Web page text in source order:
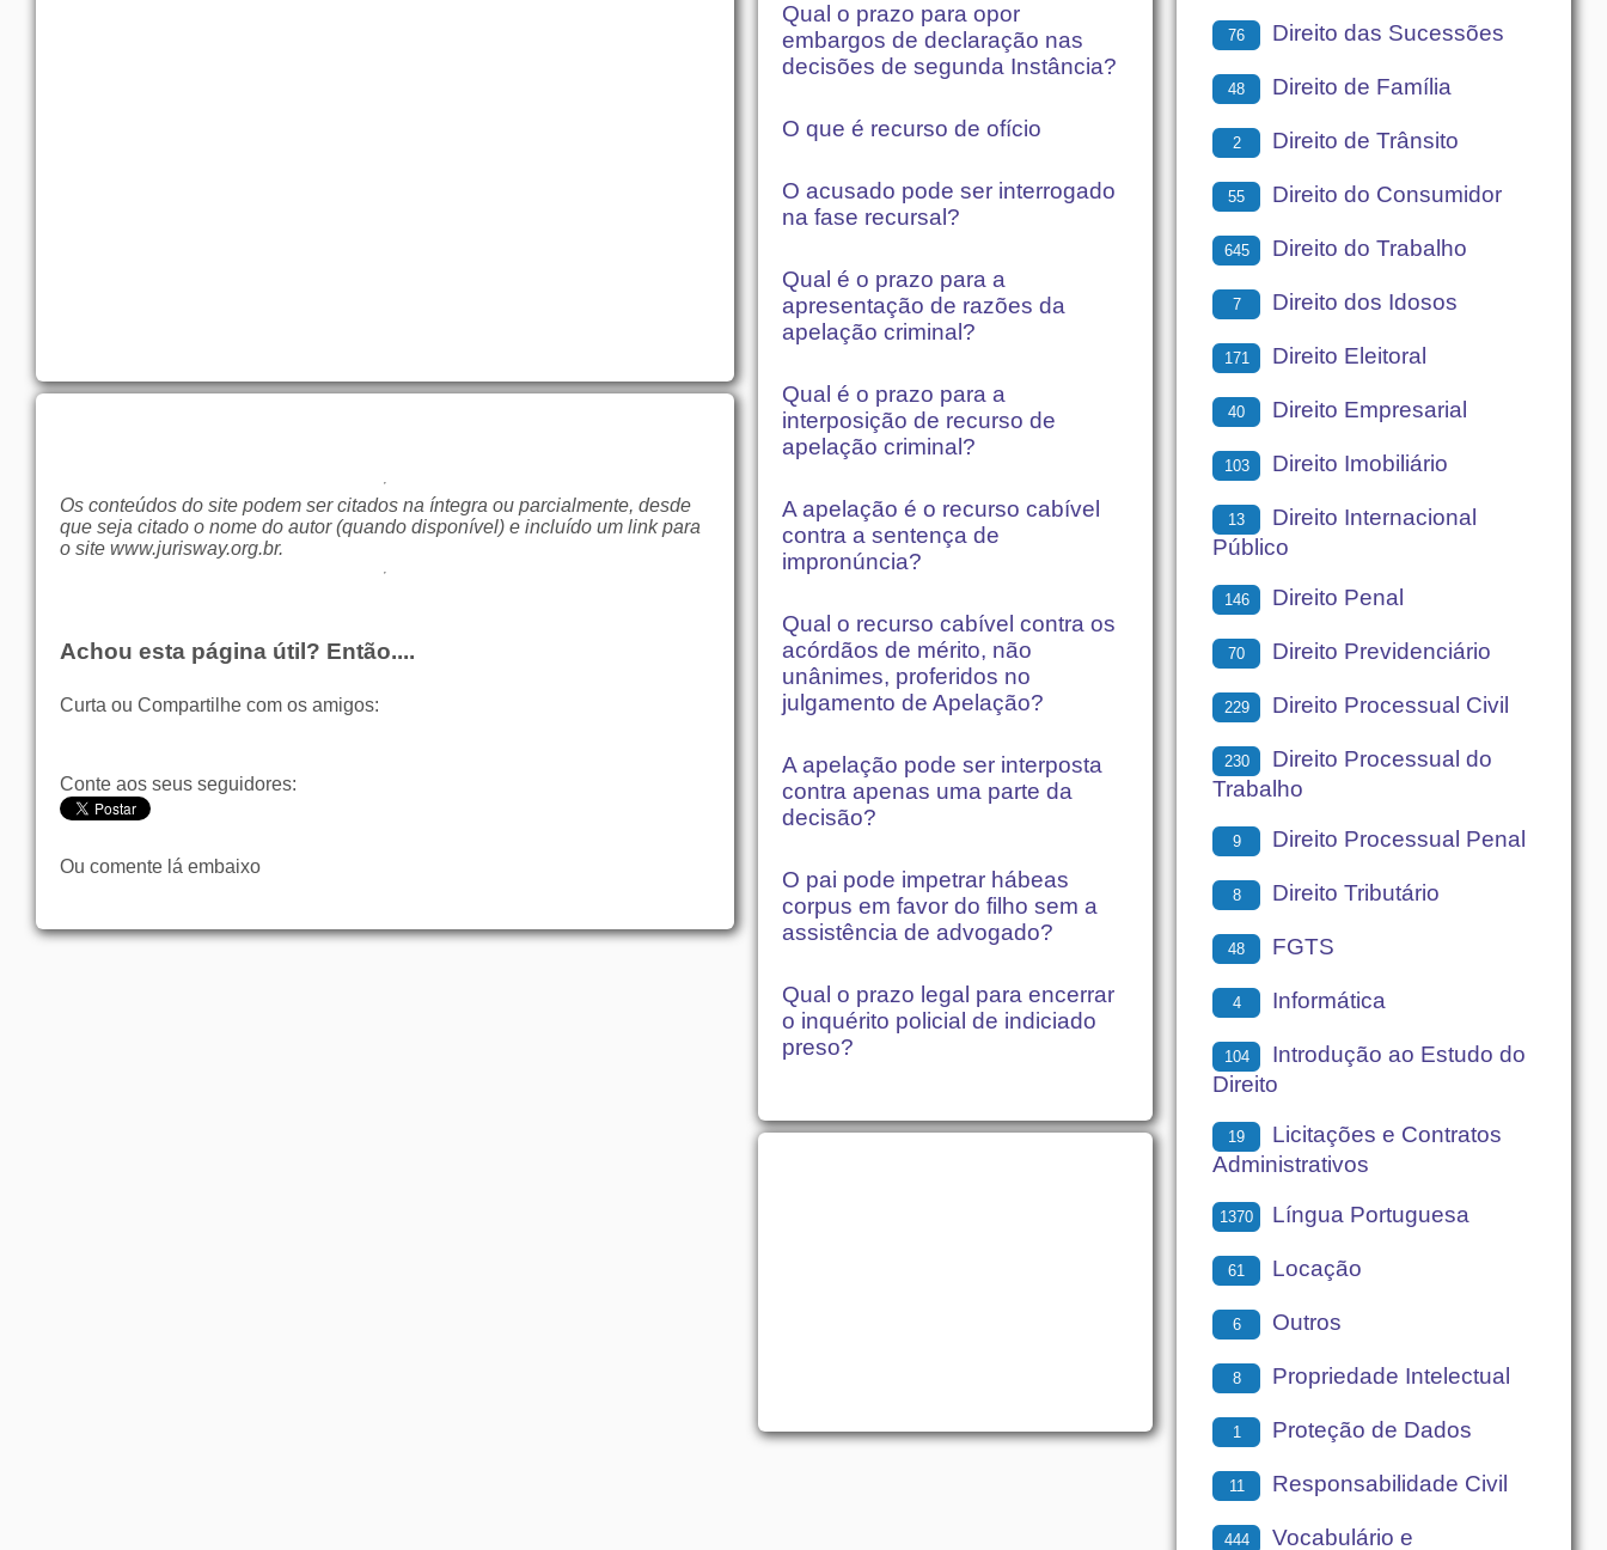
Os conteúdos do site podem ser citados na íntegra ou parcialmente, desde
que seja citado o nome do autor (quando disponível) e incluído um link para
o site www.jurisway.org.br.
Achou esta página útil? Então....
Curta ou Compartilhe com os amigos:
Conte aos seus seguidores:
Ou comente lá embaixo
Qual o prazo para opor
embargos de declaração nas
decisões de segunda Instância?
O que é recurso de ofício
O acusado pode ser interrogado
na fase recursal?
Qual é o prazo para a
apresentação de razões da
apelação criminal?
Qual é o prazo para a
interposição de recurso de
apelação criminal?
A apelação é o recurso cabível
contra a sentença de
impronúncia?
Qual o recurso cabível contra os
acórdãos de mérito, não
unânimes, proferidos no
julgamento de Apelação?
A apelação pode ser interposta
contra apenas uma parte da
decisão?
O pai pode impetrar hábeas
corpus em favor do filho sem a
assistência de advogado?
Qual o prazo legal para encerrar
o inquérito policial de indiciado
preso?
76 Direito das Sucessões
48 Direito de Família
2 Direito de Trânsito
55 Direito do Consumidor
645 Direito do Trabalho
7 Direito dos Idosos
171 Direito Eleitoral
40 Direito Empresarial
103 Direito Imobiliário
13
Direito Internacional
Público
146 Direito Penal
70 Direito Previdenciário
229 Direito Processual Civil
230
Direito Processual do
Trabalho
9 Direito Processual Penal
8 Direito Tributário
48 FGTS
4 Informática
104
Introdução ao Estudo do
Direito
19
Licitações e Contratos
Administrativos
1370 Língua Portuguesa
61 Locação
6 Outros
8 Propriedade Intelectual
1 Proteção de Dados
11 Responsabilidade Civil
444
Vocabulário e